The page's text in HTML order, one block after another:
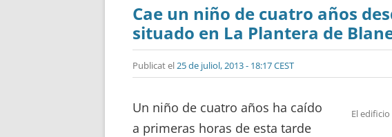
Cae un niño de cuatro años
situado en La Plantera de
Publicat el25 de juliol, 2013 - 18:17 CEST
El
Un niño de cuatro años ha caído
a primeras horas de esta tarde